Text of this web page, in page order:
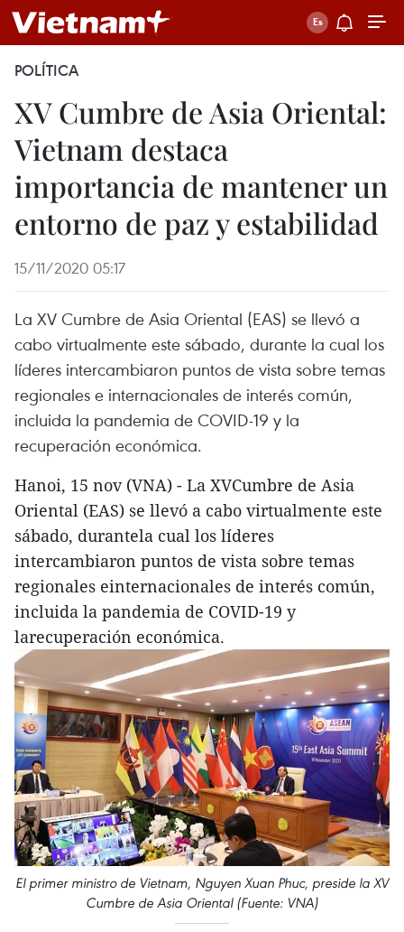
POLÍTICA
XV Cumbre de Asia Oriental:
Vietnam destaca
importancia de mantener un
entorno de paz y estabilidad
15/11/2020 05:17
La XV Cumbre de Asia Oriental (EAS) se llevó a
cabo virtualmente este sábado, durante la cual los
líderes intercambiaron puntos de vista sobre temas
regionales e internacionales de interés común,
incluida la pandemia de COVID-19 y la
recuperación económica.
Hanoi, 15 nov (VNA) - La XVCumbre de Asia
Oriental (EAS) se llevó a cabo virtualmente este
sábado, durantela cual los líderes
intercambiaron puntos de vista sobre temas
regionales einternacionales de interés común,
incluida la pandemia de COVID-19 y
larecuperación económica.
El primer ministro de Vietnam, Nguyen Xuan Phuc, preside la XV
Cumbre de Asia Oriental (Fuente: VNA)